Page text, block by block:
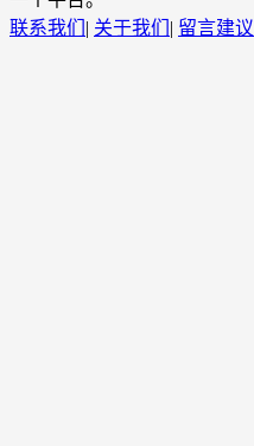
联系我们 | 关于我们 | 留言建议